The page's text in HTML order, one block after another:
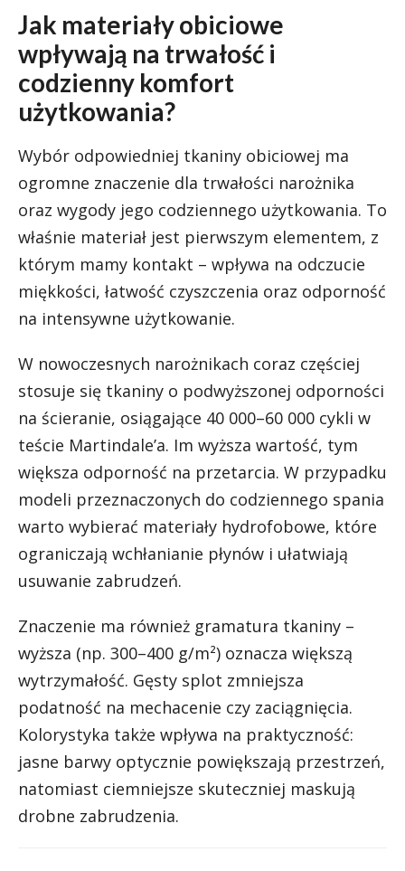
Jak materiały obiciowe
wpływają na trwałość i
codzienny komfort
użytkowania?
Wybór odpowiedniej tkaniny obiciowej ma
ogromne znaczenie dla trwałości narożnika
oraz wygody jego codziennego użytkowania. To
właśnie materiał jest pierwszym elementem, z
którym mamy kontakt – wpływa na odczucie
miękkości, łatwość czyszczenia oraz odporność
na intensywne użytkowanie.
W nowoczesnych narożnikach coraz częściej
stosuje się tkaniny o podwyższonej odporności
na ścieranie, osiągające 40 000–60 000 cykli w
teście Martindale’a. Im wyższa wartość, tym
większa odporność na przetarcia. W przypadku
modeli przeznaczonych do codziennego spania
warto wybierać materiały hydrofobowe, które
ograniczają wchłanianie płynów i ułatwiają
usuwanie zabrudzeń.
Znaczenie ma również gramatura tkaniny –
wyższa (np. 300–400 g/m²) oznacza większą
wytrzymałość. Gęsty splot zmniejsza
podatność na mechacenie czy zaciągnięcia.
Kolorystyka także wpływa na praktyczność:
jasne barwy optycznie powiększają przestrzeń,
natomiast ciemniejsze skuteczniej maskują
drobne zabrudzenia.